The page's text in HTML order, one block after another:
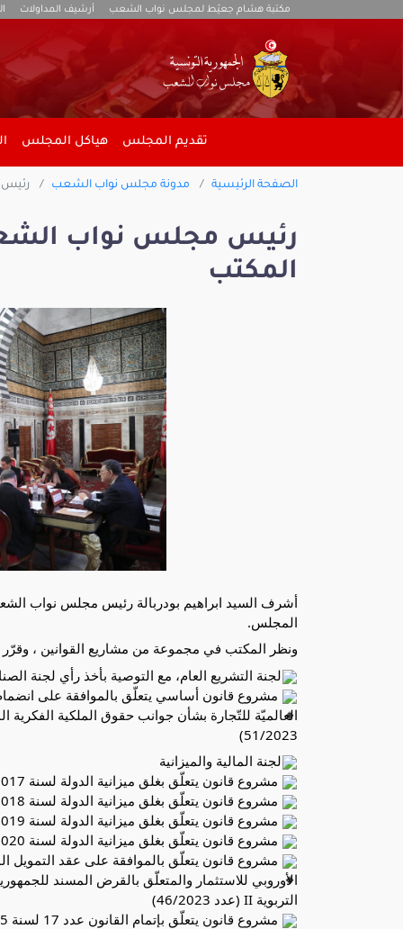
مكتبة هشام جعيّط لمجلس نواب الشعب أرشيف المداولات
تقديم المجلس هياكل المجلس
الصفحة الرئيسية مدونة مجلس نواب الشعب
رئيس مجلس نواب
المكتب
المجلس.
ونظر المكتب في مجموعة من مشاريع القوانين ، وقرّر
لجنة التشريع العام، مع التوصية بأخذ رأي لجنة
مشروع قانون أساسي يتعلّق بالموافقة على انضمام
51/2023)
لجنة المالية والميزانية
مشروع قانون يتعلّق بغلق ميزانية الدولة لسنة 2017 (عدد 42/2023)
مشروع قانون يتعلّق بغلق ميزانية الدولة لسنة 2018 (عدد 43/2023)
مشروع قانون يتعلّق بغلق ميزانية الدولة لسنة 2019 (عدد 44/2023)
مشروع قانون يتعلّق بغلق ميزانية الدولة لسنة 2020 (عدد 45/2023)
الأوروبي للاستثمار والمتعلّق بالقرض المسند
التربوية II (عدد 46/2023)